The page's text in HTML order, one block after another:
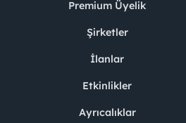
Premium Üyelik
Şirketler
İlanlar
Etkinlikler
Ayrıcalıklar